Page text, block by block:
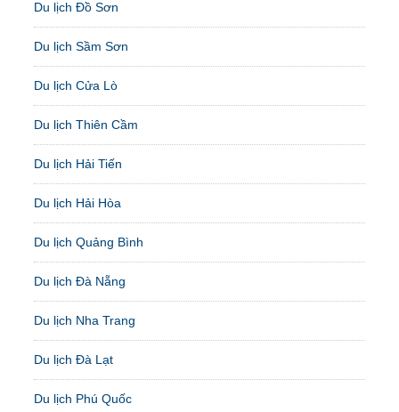
Du lịch Đồ Sơn
Du lịch Sầm Sơn
Du lịch Cửa Lò
Du lịch Thiên Cầm
Du lịch Hải Tiến
Du lịch Hải Hòa
Du lịch Quảng Bình
Du lịch Đà Nẵng
Du lịch Nha Trang
Du lịch Đà Lạt
Du lịch Phú Quốc